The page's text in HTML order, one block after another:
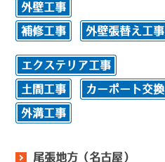
外壁工事
補修工事 外壁張替え工事
エクステリア工事
土間工事 カーポート交換
外溝工事
尾張地方（名古屋）